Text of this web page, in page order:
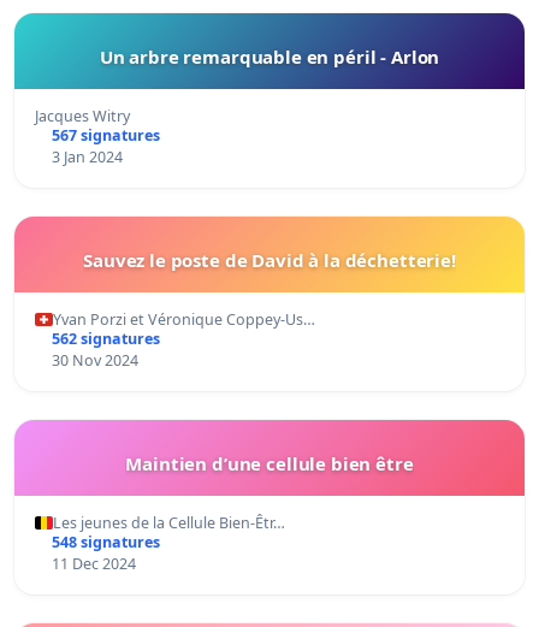
Un arbre remarquable en péril - Arlon
Jacques Witry
567 signatures
3 Jan 2024
Sauvez le poste de David à la déchetterie!
Yvan Porzi et Véronique Coppey-Us…
562 signatures
30 Nov 2024
Maintien d’une cellule bien être
Les jeunes de la Cellule Bien-Êtr…
548 signatures
11 Dec 2024